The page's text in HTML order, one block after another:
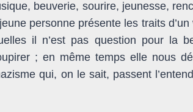
beuverie, sourire, jeunesse,
personne présente les traits d’un
il n’est pas question pour la
; en même temps elle nous
qui, on le sait, passent